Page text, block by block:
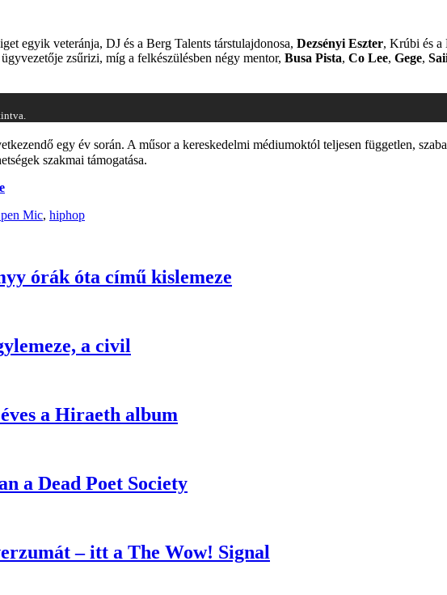
egyik veteránja, DJ és a Berg Talents társtulajdonosa, Dezsényi Eszter, Krúbi és a
zsűrizi, míg a felkészülésben négy mentor, Busa Pista, Co Lee, Gege,
egy év során. A műsor a kereskedelmi médiumoktól teljesen független,
szakmai támogatása.
Mic, hiphop
órák óta című kislemeze
a civil
a Hiraeth album
a Dead Poet Society
– itt a The Wow! Signal